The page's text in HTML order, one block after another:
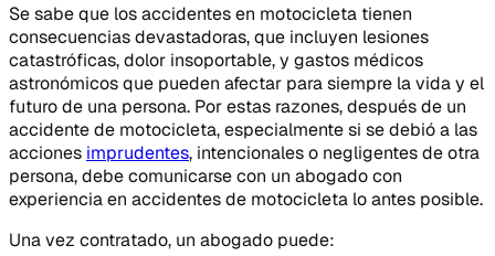
Se sabe que los accidentes en motocicleta tienen
consecuencias devastadoras, que incluyen lesiones
catastróficas, dolor insoportable, y gastos médicos
astronómicos que pueden afectar para siempre la vida y el
futuro de una persona. Por estas razones, después de un
accidente de motocicleta, especialmente si se debió a las
acciones imprudentes, intencionales o negligentes de otra
persona, debe comunicarse con un abogado con
experiencia en accidentes de motocicleta lo antes posible.
Una vez contratado, un abogado puede: